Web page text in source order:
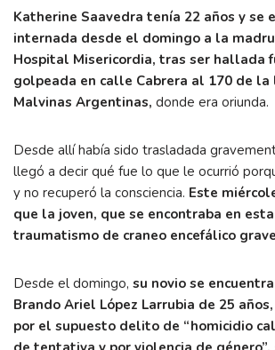
Katherine Saavedra tenía 22 años y se
internada desde el domingo a la
Hospital Misericordia, tras ser hallada
golpeada en calle Cabrera al 170 de
Malvinas Argentinas, donde era oriunda.
Desde allí había sido trasladada
llegó a decir qué fue lo que le ocurrió
y no recuperó la consciencia. Este
que la joven, que se encontraba en
traumatismo de craneo encefálico
Desde el domingo, su novio se
Brando Ariel López Larrubia de 25
por el supuesto delito de “homicidio